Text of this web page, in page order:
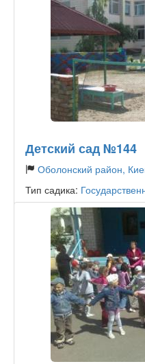
Детский сад №144
Оболонский район,
Тип садика: